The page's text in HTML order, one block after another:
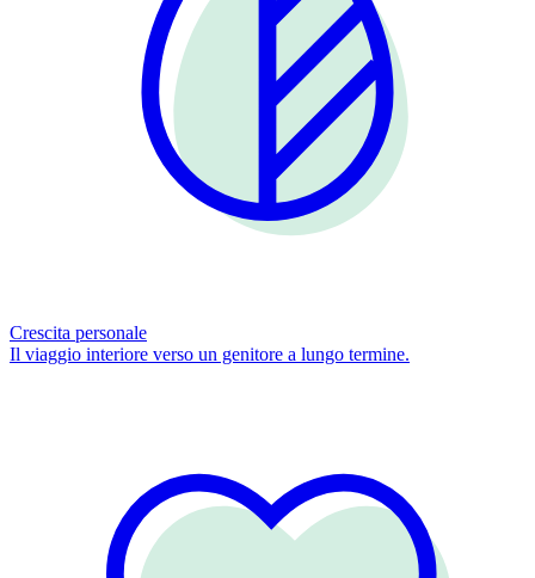
Crescita personale
Il viaggio interiore verso un genitore a lungo termine.